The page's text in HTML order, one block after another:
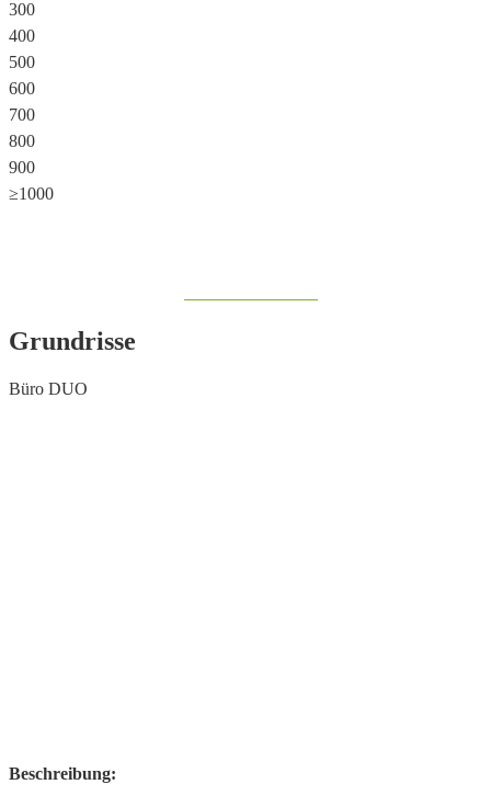
300
400
500
600
700
800
900
≥1000
Grundrisse
Büro DUO
Beschreibung: